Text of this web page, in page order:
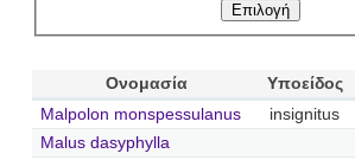
Ονομασία Υποείδος
Malpolon monspessulanus
insignitus
Malus dasyphylla